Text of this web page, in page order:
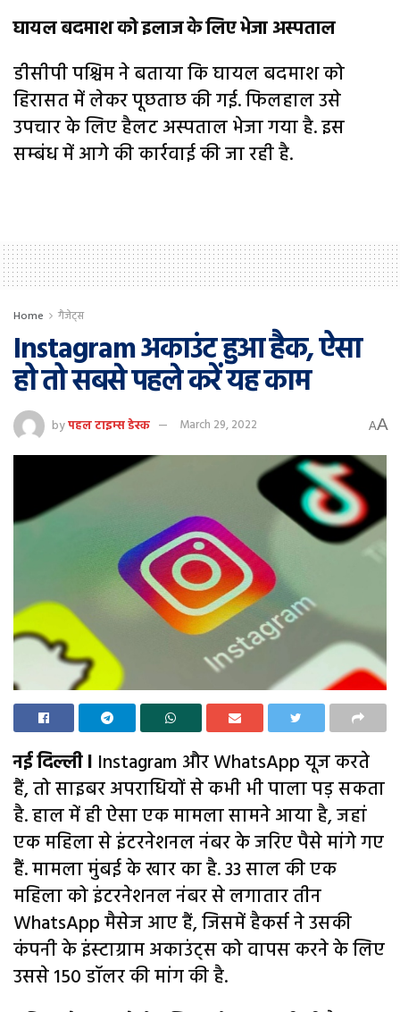
घायल बदमाश को इलाज के लिए भेजा अस्पताल
डीसीपी पश्चिम ने बताया कि घायल बदमाश को
हिरासत में लेकर पूछताछ की गई. फिलहाल उसे
उपचार के लिए हैलट अस्पताल भेजा गया है. इस
सम्बंध में आगे की कार्रवाई की जा रही है.
Home गैजेट्स
Instagram अकाउंट हुआ हैक, ऐसा
हो तो सबसे पहले करें यह काम
byपहल टाइम्स डेस्क March 29, 2022 AA
नई दिल्ली l Instagram और WhatsApp यूज करते
हैं, तो साइबर अपराधियों से कभी भी पाला पड़ सकता
है. हाल में ही ऐसा एक मामला सामने आया है, जहां
एक महिला से इंटरनेशनल नंबर के जरिए पैसे मांगे गए
हैं. मामला मुंबई के खार का है. 33 साल की एक
महिला को इंटरनेशनल नंबर से लगातार तीन
WhatsApp मैसेज आए हैं, जिसमें हैकर्स ने उसकी
कंपनी के इंस्टाग्राम अकाउंट्स को वापस करने के लिए
उससे 150 डॉलर की मांग की है.